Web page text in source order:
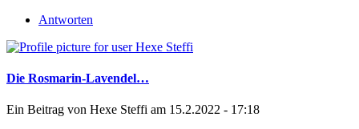
Antworten
Die Rosmarin-Lavendel…
Ein Beitrag von Hexe Steffi am 15.2.2022 - 17:18